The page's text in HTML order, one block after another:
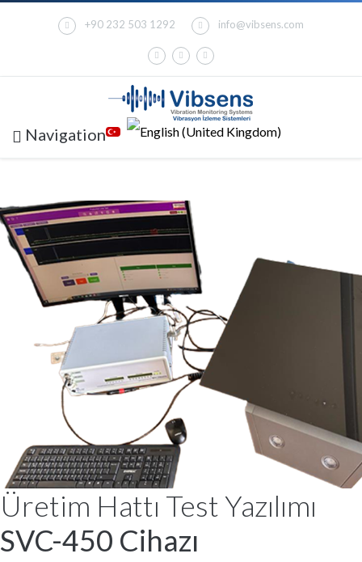
+90 232 503 1292 info@vibsens.com
Navigation
Üretim Hattı Test Yazılımı
SVC-450 Cihazı